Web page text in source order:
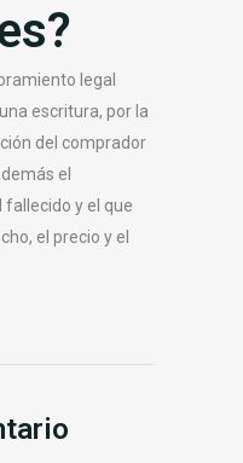
legal
escritura, por la
del comprador
el
y el que
el precio y el